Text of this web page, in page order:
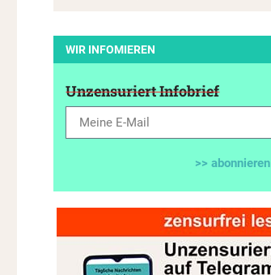
WIR INFOMIEREN
Unzensuriert Infobrief
>> abonnieren